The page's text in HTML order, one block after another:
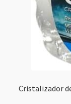
Cristalizador